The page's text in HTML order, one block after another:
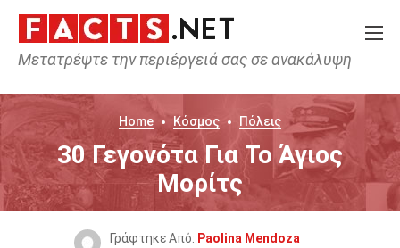
Μετατρέψτε την περιέργειά σας σε ανακάλυψη
Home Κόσμος Πόλεις
30 Γεγονότα Για Το Άγιος
Μορίτς
Γράφτηκε Από: Paolina Mendoza